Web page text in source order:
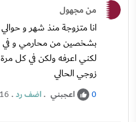
من مجهول
انا متزوجة منذ شهر و
بشخصين من محارمي و في
لكني اعرفه ولكن في كل
زوجي الحالي
0 اعجبني .اضف رد.